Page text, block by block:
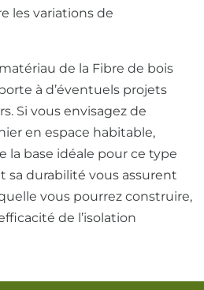
les variations de
de la Fibre de bois
à d’éventuels projets
Si vous envisagez de
en espace habitable,
la base idéale pour ce type
sa durabilité vous assurent
vous pourrez construire,
de l’isolation